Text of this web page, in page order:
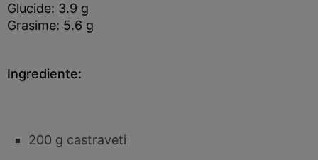
Glucide: 3.9 g
Grasime: 5.6 g
Ingrediente:
200 g castraveti